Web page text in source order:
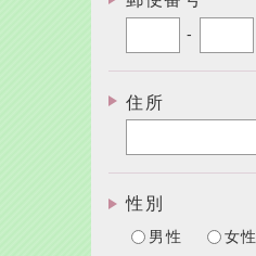
-
住所
性別
男性 女性